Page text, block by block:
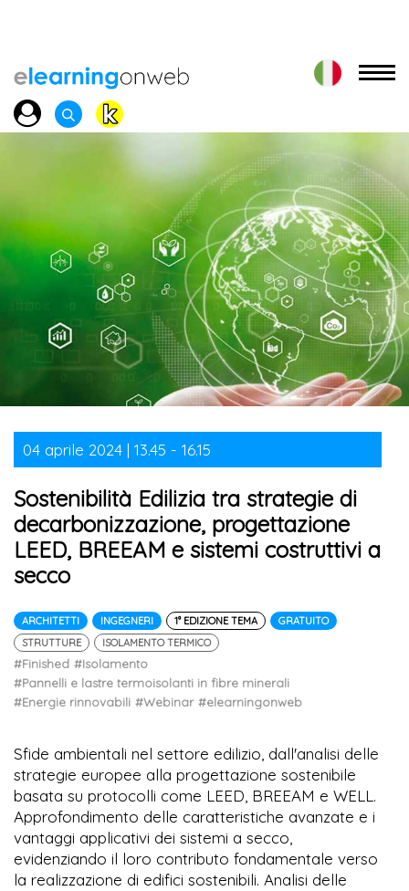
04 aprile 2024 | 13.45 - 16.15
Sostenibilità Edilizia tra strategie di
decarbonizzazione, progettazione
LEED, BREEAM e sistemi costruttivi a
secco
ARCHITETTI INGEGNERI 1° EDIZIONE TEMA
GRATUITO
STRUTTURE
ISOLAMENTO TERMICO
#Finished #Isolamento
#Pannelli e lastre termoisolanti in fibre minerali
#Energie rinnovabili #Webinar #elearningonweb
Sfide ambientali nel settore edilizio, dall'analisi delle
strategie europee alla progettazione sostenibile
basata su protocolli come LEED, BREEAM e WELL.
Approfondimento delle caratteristiche avanzate e i
vantaggi applicativi dei sistemi a secco,
evidenziando il loro contributo fondamentale verso
la realizzazione di edifici sostenibili. Analisi delle